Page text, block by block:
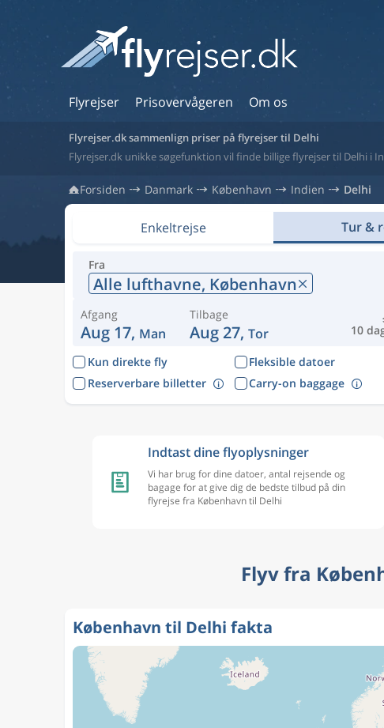
Flyrejser Prisovervågeren Om os
Flyrejser.dk sammenlign priser på flyrejser til Delhi
Flyrejser.dk unikke søgefunktion vil finde billige flyrejser til Delhi i
Forsiden Danmark København Indien Delhi
Enkeltrejse Tur &
Fra
Alle lufthavne, København
Afgang
Aug 17, Man 10
Tilbage
Aug 27, Tor
Kun direkte fly Fleksible datoer
Reserverbare billetter
Carry-on baggage
Indtast dine flyoplysninger
Vi har brug for dine datoer, antal rejsende og
bagage for at give dig de bedste tilbud på din
flyrejse fra København til Delhi
Flyv fra
København til Delhi fakta